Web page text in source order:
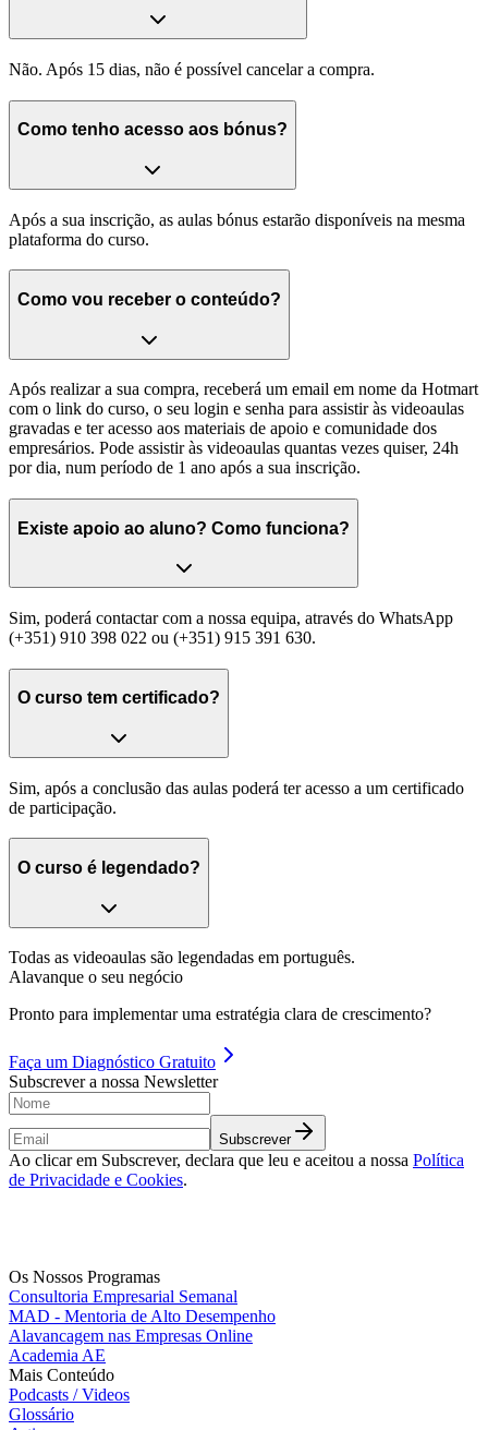
Não. Após 15 dias, não é possível cancelar a compra.
Como tenho acesso aos bónus?
Após a sua inscrição, as aulas bónus estarão disponíveis na mesma
plataforma do curso.
Como vou receber o conteúdo?
Após realizar a sua compra, receberá um email em nome da Hotmart
com o link do curso, o seu login e senha para assistir às videoaulas
gravadas e ter acesso aos materiais de apoio e comunidade dos
empresários. Pode assistir às videoaulas quantas vezes quiser, 24h
por dia, num período de 1 ano após a sua inscrição.
Existe apoio ao aluno? Como funciona?
Sim, poderá contactar com a nossa equipa, através do WhatsApp
(+351) 910 398 022 ou (+351) 915 391 630.
O curso tem certificado?
Sim, após a conclusão das aulas poderá ter acesso a um certificado
de participação.
O curso é legendado?
Todas as videoaulas são legendadas em português.
Alavanque o seu negócio
Pronto para implementar uma estratégia clara de crescimento?
Faça um Diagnóstico Gratuito
Subscrever a nossa Newsletter
Subscrever
Ao clicar em Subscrever, declara que leu e aceitou a nossa Política
de Privacidade e Cookies.
Os Nossos Programas
Consultoria Empresarial Semanal
MAD - Mentoria de Alto Desempenho
Alavancagem nas Empresas Online
Academia AE
Mais Conteúdo
Podcasts / Videos
Glossário